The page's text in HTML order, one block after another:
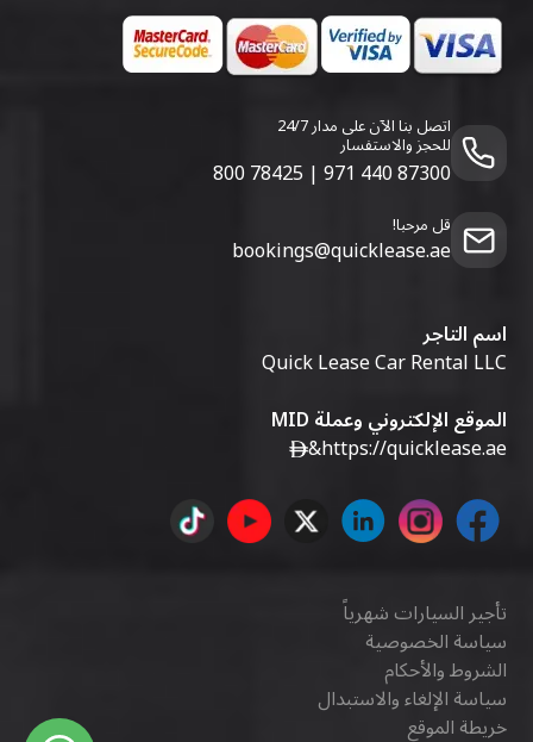
اتصل بنا الآن على مدار 24/7
للحجز والاستفسار
800 78425 | 971 440 87300
قل مرحبا!
bookings@quicklease.ae
اسم التاجر
Quick Lease Car Rental LLC
الموقع الإلكتروني وعملة MID
https://quicklease.ae
&
تأجير السيارات شهرياً
سياسة الخصوصية
الشروط والأحكام
سياسة الإلغاء والاستبدال
خريطة الموقع